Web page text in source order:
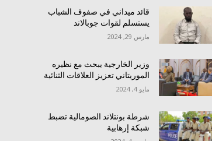
قائد ميداني في صفوف الشباب
يستسلم لقوات جوبالاند
مارس 29, 2024
وزير الخارجية يبحث مع نظيره
الموريتاني تعزيز العلاقات الثنائية
مايو 4, 2024
شرطة بونتلاند الصومالية تضبط
شبكة إرهابية